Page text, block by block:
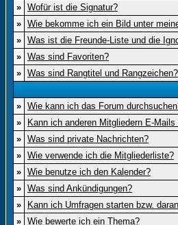
» Wofür ist die Signatur?
» Wie bekomme ich ein Bild unter
» Was ist die Freunde-Liste und die
» Was sind Favoriten?
» Was sind Rangtitel und Rangzeichen?
» Wie kann ich das Forum
»
Kann ich anderen Mitgliedern E-
» Was sind private Nachrichten?
» Wie verwende ich die Mitgliederliste?
» Wie benutze ich den Kalender?
» Was sind Ankündigungen?
»
Kann ich Umfragen starten bzw.
» Wie bewerte ich ein Thema?